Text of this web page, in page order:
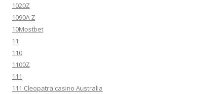
1020Z
1090A Z
10Mostbet
11
110
1100Z
111
111 Cleopatra casino Australia